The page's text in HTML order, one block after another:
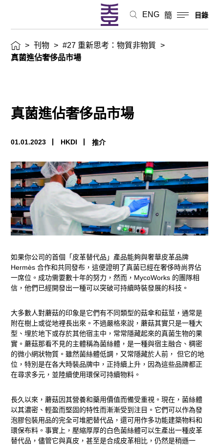
ENG 簡 目錄
> 刊物 > #27 重新思考：物質非物質 >
真菌進佔奢侈品市場
真菌進佔奢侈品市場
01.01.2023 HKDI 推介
如果你公司的首個「皮革替代品」產品能夠與奢華皮革品牌
Hermès 合作和共同發布，這便證明了真菌已經在奢侈時尚界佔
一席位。成功需要數十年的努力，然而，MycoWorks 的團隊相
信，他們已經開發出一種可以突破可持續時裝發展的科技。
大多數人對蘑菇的印象是它們有不同類型的菇傘和菇莖，通常是
附在樹上或從地裡長出來。不過嚴格來說，蘑菇其實只是一種大
型、埋於地下或存於其他宿主中，常常隱藏起來的真菌生物的果
實。蘑菇那看不見的主體稱為菌絲體，是一種與宿主融合、稠密
的微小網狀物質。雖然菌絲體低調，又常隱藏於人前， 但它的地
位，特別是在各大時裝品牌中，正持續上升，因為這些品牌都正
在尋求多元，並陸續使用環保可持續物料。
長久以來，蘑菇因其營養和藥用價值而備受重視。現在，菌絲體
以其濃密、輕盈而堅固的特性而漸漸受到注目。它們可以作為發
泡膠包裝用品的完全可堆肥替代品，還可用作多功能建築物料和
環保布料。事實上，壓縮厚厚的白色菌絲體可以生產出一種皮革
替代品，儘管它與真皮，甚至是合成皮革相比，仍然是稍遜一